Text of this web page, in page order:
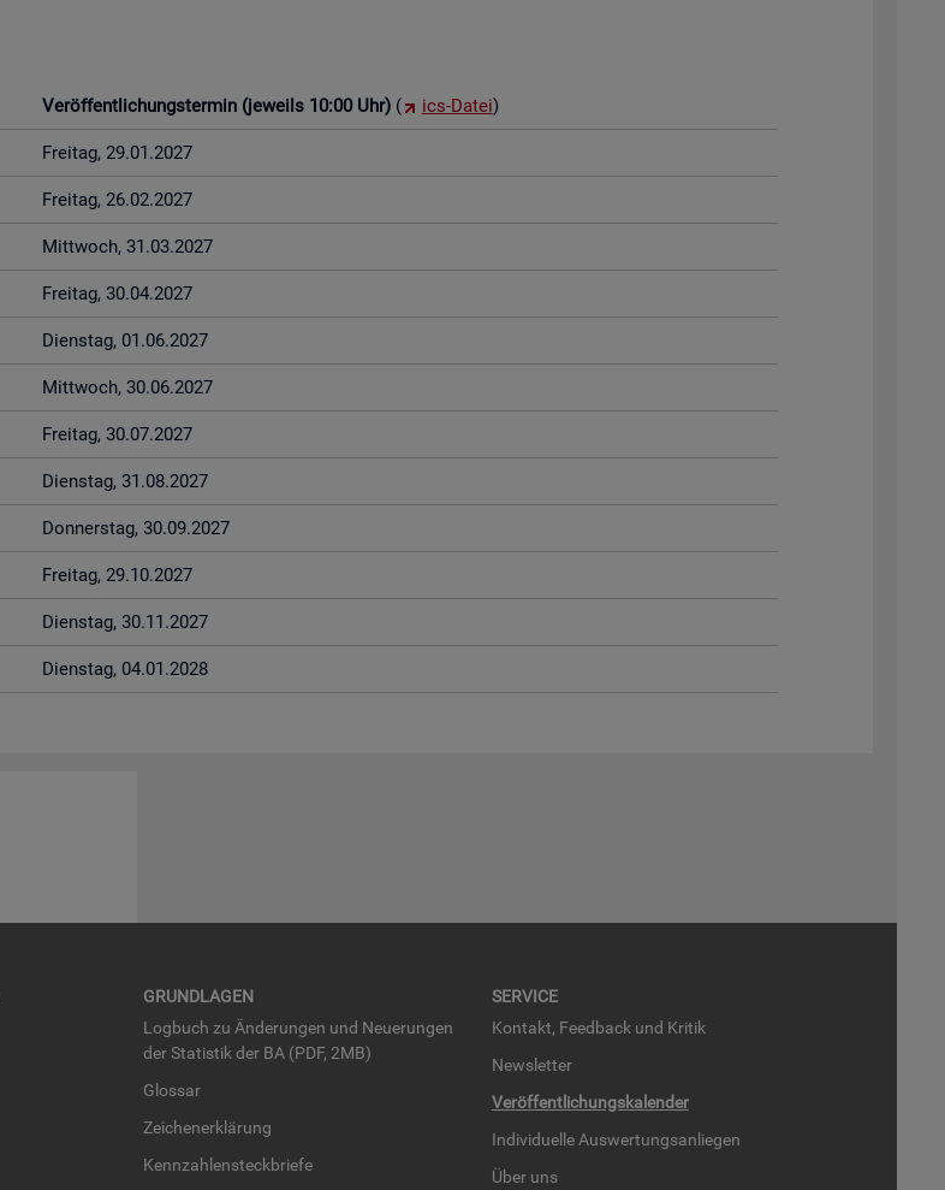
Ver­öf­fent­li­chungs­ter­min (je­weils 10:00 Uhr)( ics-Datei)
Frei­tag, 29.01.2027
Frei­tag, 26.02.2027
Mitt­woch, 31.03.2027
Frei­tag, 30.04.2027
Diens­tag, 01.06.2027
Mitt­woch, 30.06.2027
Frei­tag, 30.07.2027
Diens­tag, 31.08.2027
Don­ners­tag, 30.09.2027
Frei­tag, 29.10.2027
Diens­tag, 30.11.2027
Diens­tag, 04.01.2028
GRUND­LA­GEN
Log­buch zu Än­de­run­gen und Neue­run­gen
der Sta­tis­tik der BA (PDF, 2MB)
Glos­sar
Zei­chen­er­klä­rung
Kenn­zah­len­steck­brie­fe
SER­VICE
Kon­takt, Feed­back und Kri­tik
News­let­ter
Ver­öf­fent­li­chungs­ka­len­der
In­di­vi­du­el­le Aus­wer­tungs­an­lie­gen
Über uns